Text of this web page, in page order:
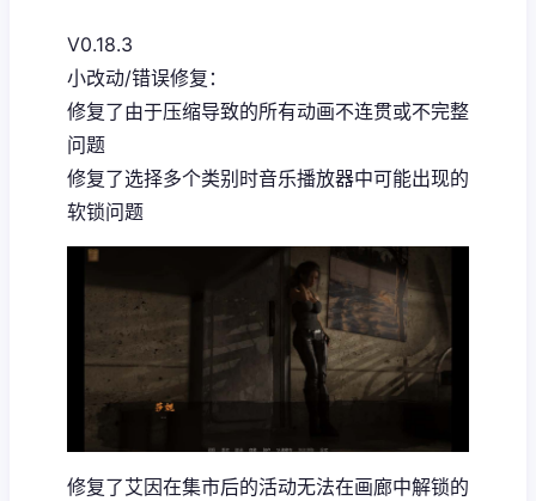
V0.18.3
小改动/错误修复：
修复了由于压缩导致的所有动画不连贯或不完整
问题
修复了选择多个类别时音乐播放器中可能出现的
软锁问题
修复了艾因在集市后的活动无法在画廊中解锁的